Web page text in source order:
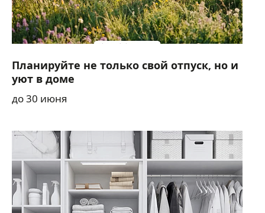
Планируйте не только свой отпуск, но и
уют в доме
до 30 июня